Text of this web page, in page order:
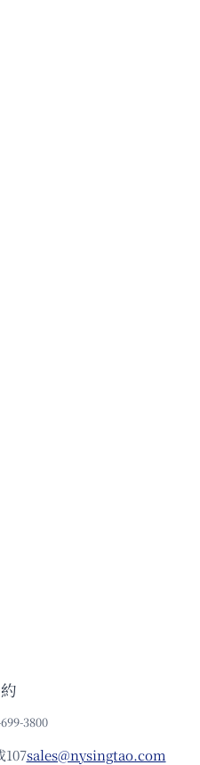
3800
107sales@nysingtao.com